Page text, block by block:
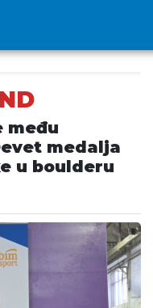
među
medalja
u boulderu